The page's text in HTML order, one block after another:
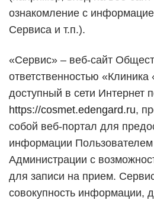
ознакомление с
Сервиса и т.п.).
«Сервис» – веб-сайт
ответственностью «Клиника
доступный в сети Интернет
https://cosmet.edengard.ru,
собой веб-портал для
информации Пользователем
Администрации с
для записи на прием.
совокупность информации,